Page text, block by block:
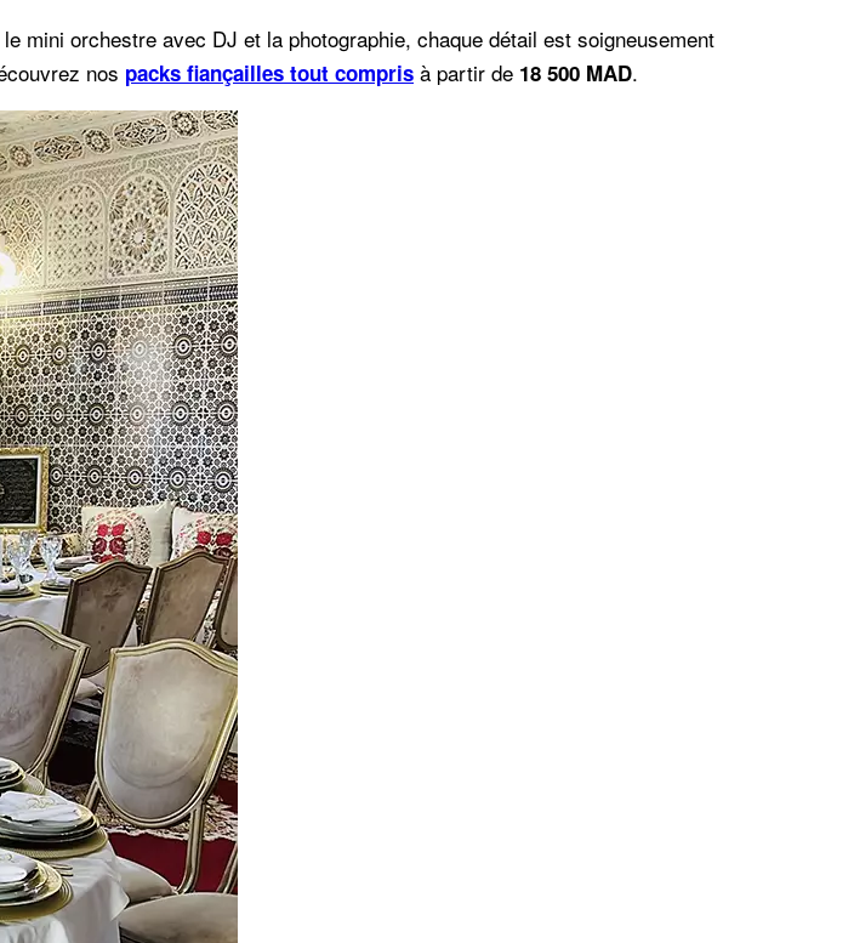
mini orchestre avec DJ et la photographie, chaque détail est soigneusement
nos packs fiançailles tout compris à partir de 18 500 MAD.